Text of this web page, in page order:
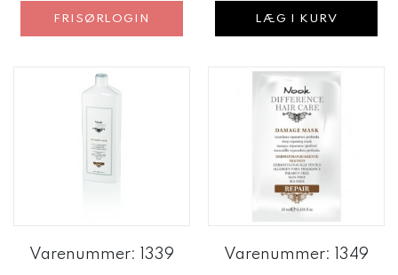
FRISØRLOGIN LÆG I KURV
Varenummer: 1339 Varenummer: 1349